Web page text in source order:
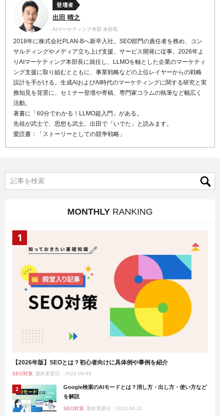
登壇者
出田 晴之
AIマーケティング本部 本部長
2018年に株式会社PLAN-Bへ新卒入社。SEO部門の責任者を務め、コン
サルティングやメディア立ち上げ支援、サービス開発に従事。2026年よ
りAIマーケティング本部長に就任し、LLMOを軸とした企業のマーケティ
ング支援に取り組むとともに、事業戦略などの上位レイヤーからの戦略
設計を手がける。生成AIおよびAI時代のマーケティングに関する研究と実
務知見を背景に、セミナー登壇や寄稿、専門家コラムの執筆など幅広く
活動。
著書に「60分でわかる！LLMO超入門」がある。
先祖が武士で、思想も武士。出田で「いでた」と読みます。
愛読書：「ストーリーとしての競争戦略」
MONTHLY RANKING
【2026年版】SEOとは？初心者向けに具体例や事例を紹介
SEO対策 最終更新日：2026.08.03
Google検索のAIモードとは？消し方・出し方・使い方など
を解説
SEO対策 最終更新日：2026.04.24